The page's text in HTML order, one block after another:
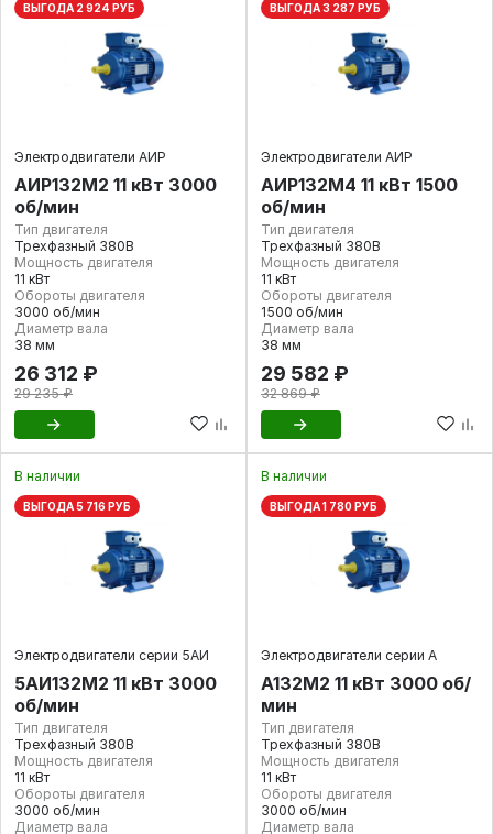
ВЫГОДА 2 924 РУБ
Электродвигатели АИР
АИР132М2 11 кВт 3000
об/мин
Тип двигателя
Трехфазный 380В
Мощность двигателя
11 кВт
Обороты двигателя
3000 об/мин
Диаметр вала
38 мм
26 312 ₽
29 235 ₽
ВЫГОДА 3 287 РУБ
Электродвигатели АИР
АИР132М4 11 кВт 1500
об/мин
Тип двигателя
Трехфазный 380В
Мощность двигателя
11 кВт
Обороты двигателя
1500 об/мин
Диаметр вала
38 мм
29 582 ₽
32 869 ₽
В наличии
ВЫГОДА 5 716 РУБ
Электродвигатели серии 5АИ
5АИ132M2 11 кВт 3000
об/мин
Тип двигателя
Трехфазный 380В
Мощность двигателя
11 кВт
Обороты двигателя
3000 об/мин
Диаметр вала
В наличии
ВЫГОДА 1 780 РУБ
Электродвигатели серии А
А132M2 11 кВт 3000 об/
мин
Тип двигателя
Трехфазный 380В
Мощность двигателя
11 кВт
Обороты двигателя
3000 об/мин
Диаметр вала